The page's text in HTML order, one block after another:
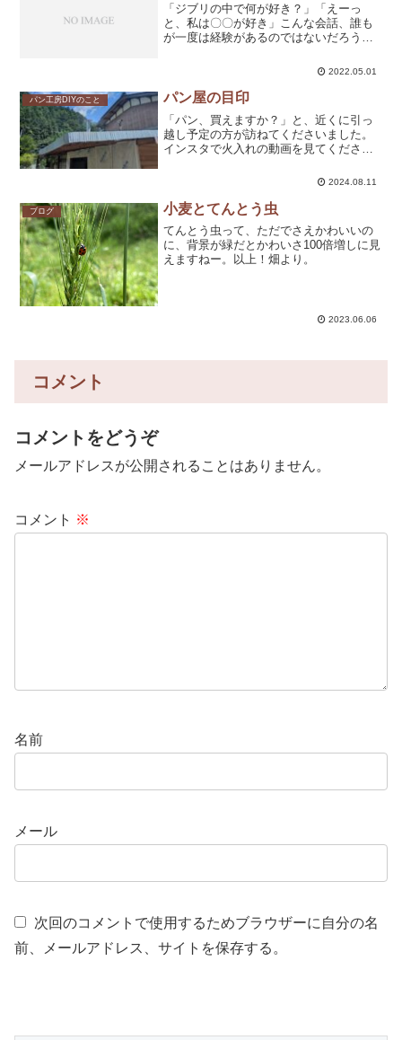
「ジブリの中で何が好き？」「えーっ
と、私は〇〇が好き」こんな会話、誰も
が一度は経験があるのではないだろう
急便」と答えてきた。理由は「パンがお
リーが……とか、最後の気球の...
2022.05.01
パン工房DIYのこと パン屋の目印
「パン、買えますか？」と、近くに引っ
越し予定の方が訪ねてくださいました。
インスタで火入れの動画を見てくださっ
て、パンを焼いているかもと思ってくだ
ンをご用意できず申し訳なか...
2024.08.11
ブログ 小麦とてんとう虫
てんとう虫って、ただでさえかわいいの
に、背景が緑だとかわいさ100倍増しに見
えますねー。以上！畑より。
2023.06.06
コメント
コメントをどうぞ
メールアドレスが公開されることはありません。
コメント ※
名前
メール
次回のコメントで使用するためブラウザーに自分の名
前、メールアドレス、サイトを保存する。